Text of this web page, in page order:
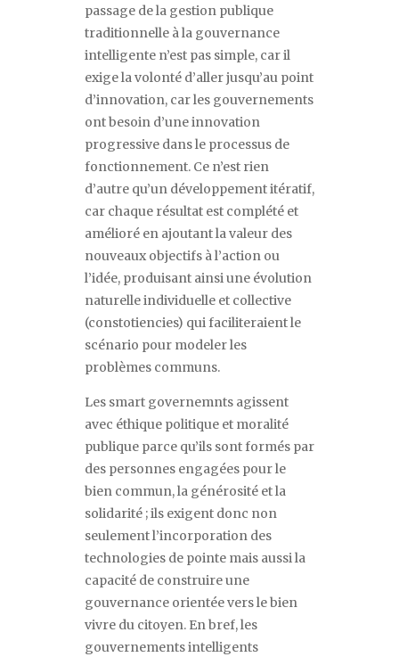
passage de la gestion publique
traditionnelle à la gouvernance
intelligente n’est pas simple, car il
exige la volonté d’aller jusqu’au point
d’innovation, car les gouvernements
ont besoin d’une innovation
progressive dans le processus de
fonctionnement. Ce n’est rien
d’autre qu’un développement itératif,
car chaque résultat est complété et
amélioré en ajoutant la valeur des
nouveaux objectifs à l’action ou
l’idée, produisant ainsi une évolution
naturelle individuelle et collective
(constotiencies) qui faciliteraient le
scénario pour modeler les
problèmes communs.
Les smart governemnts agissent
avec éthique politique et moralité
publique parce qu’ils sont formés par
des personnes engagées pour le
bien commun, la générosité et la
solidarité ; ils exigent donc non
seulement l’incorporation des
technologies de pointe mais aussi la
capacité de construire une
gouvernance orientée vers le bien
vivre du citoyen. En bref, les
gouvernements intelligents